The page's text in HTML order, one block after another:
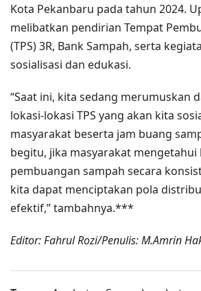
Kota Pekanbaru pada tahun 2024.
melibatkan pendirian Tempat
(TPS) 3R, Bank Sampah, serta
sosialisasi dan edukasi.
“Saat ini, kita sedang merumuskan
lokasi-lokasi TPS yang akan kita
masyarakat beserta jam buang
begitu, jika masyarakat mengetahui
pembuangan sampah secara
kita dapat menciptakan pola
efektif,” tambahnya.***
Editor: Fahrul Rozi/Penulis: M.Amrin